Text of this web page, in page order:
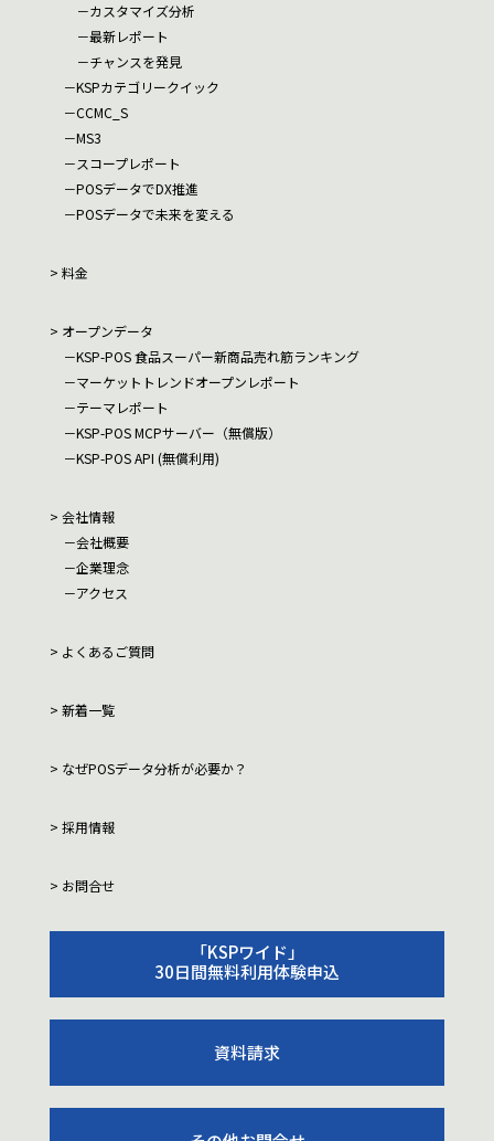
カスタマイズ分析
最新レポート
チャンスを発見
KSPカテゴリークイック
CCMC_S
MS3
スコープレポート
POSデータでDX推進
POSデータで未来を変える
料金
オープンデータ
KSP-POS 食品スーパー新商品売れ筋ランキング
マーケットトレンドオープンレポート
テーマレポート
KSP-POS MCPサーバー（無償版）
KSP-POS API (無償利用)
会社情報
会社概要
企業理念
アクセス
よくあるご質問
新着一覧
なぜPOSデータ分析が必要か？
採用情報
お問合せ
「KSPワイド」
30日間無料利用体験申込
資料請求